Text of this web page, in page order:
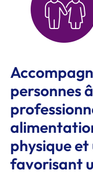
personnes
physique et
favorisant